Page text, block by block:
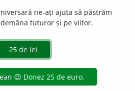
afacere, cauză, chestiune,
ne-ați ajuta să păstrăm
tuturor și pe viitor.